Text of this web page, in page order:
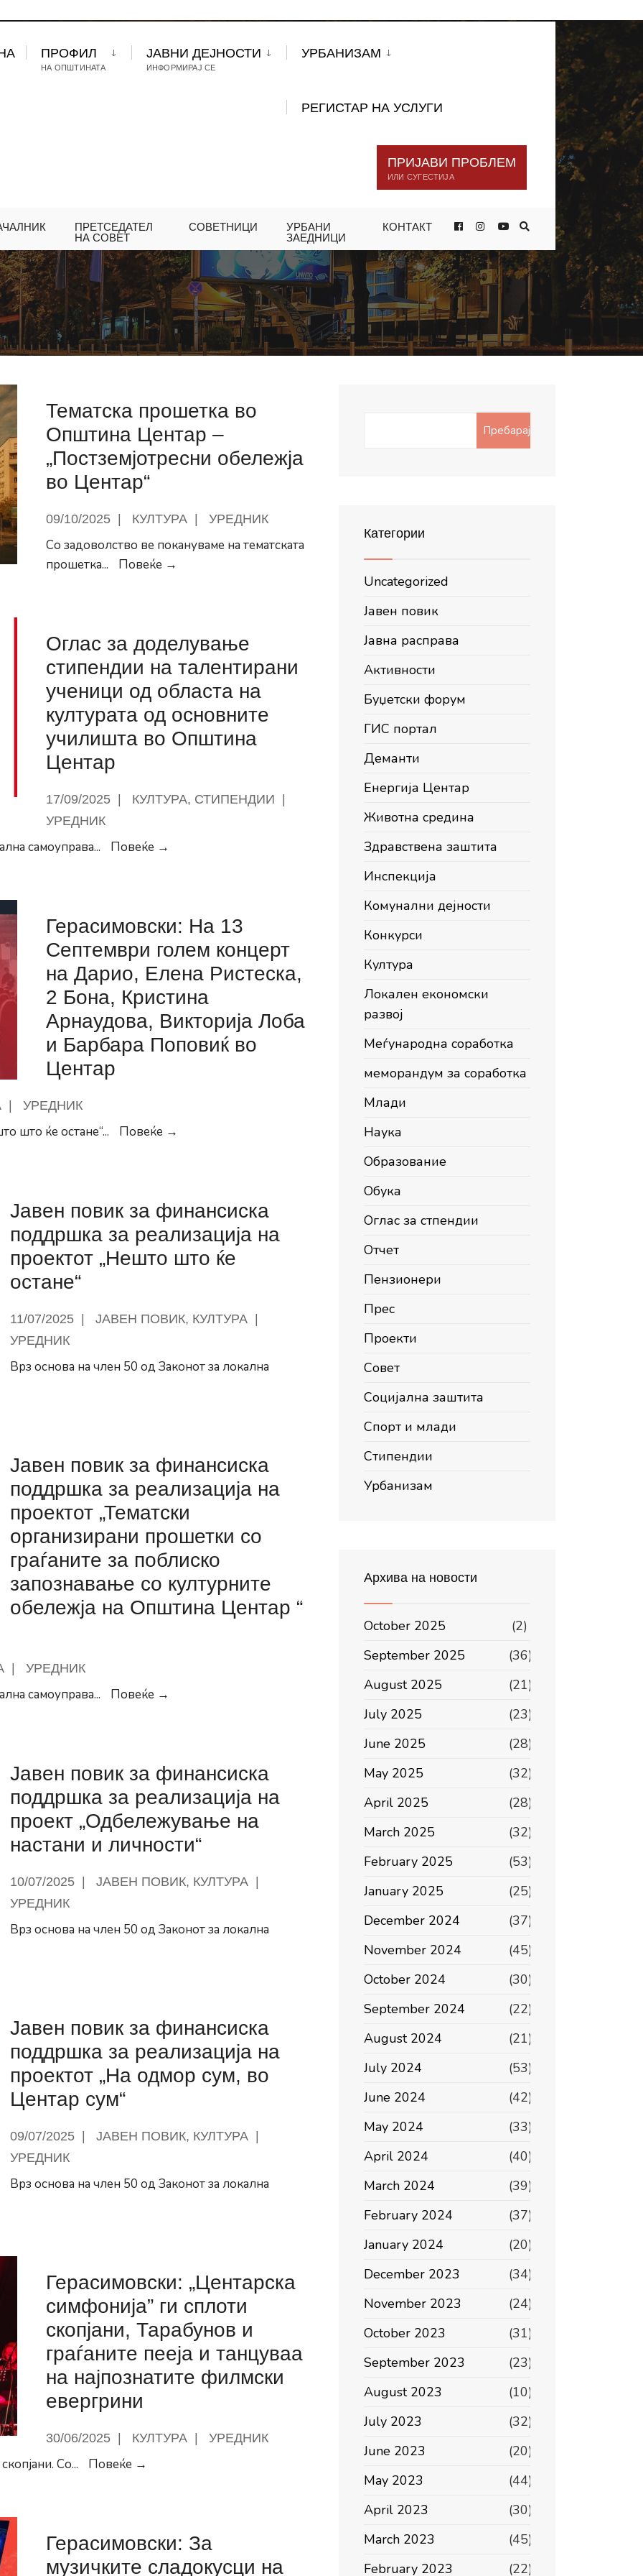
ПРОФИЛ
НА ОПШТИНАТА
ЈАВНИ ДЕЈНОСТИ
ИНФОРМИРАЈ СЕ
УРБАНИЗАМ
РЕГИСТАР НА УСЛУГИ
ПРИЈАВИ ПРОБЛЕМ
ИЛИ СУГЕСТИЈА
ПРЕТСЕДАТЕЛ
НА СОВЕТ
СОВЕТНИЦИ
УРБАНИ
ЗАЕДНИЦИ
КОНТАКТ
Тематска прошетка во
Општина Центар –
„Постземјотресни обележја
во Центар“
09/10/2025 КУЛТУРА УРЕДНИК
Со задоволство ве покануваме на тематската
прошетка... Повеќе →
Центар
–
„Постземјотресни
обележја
во
Центар“
Оглас за доделување
стипендии на талентирани
ученици од областа на
културата од основните
училишта во Општина
Центар
17/09/2025 КУЛТУРА, СТИПЕНДИИ
УРЕДНИК
самоуправа... Повеќе →
на
талентирани
ученици
од
областа
на
културата
Општина
Герасимовски: На 13
Септември голем концерт
на Дарио, Елена Ристеска,
2 Бона, Кристина
Арнаудова, Викторија Лоба
и Барбара Поповиќ во
Центар
УРЕДНИК
што ќе остане“... Повеќе →
голем
концерт
Дарио,
2
Кристина
Барбара
во
Центар
Јавен повик за финансиска
поддршка за реализација на
проектот „Нешто што ќе
остане“
11/07/2025 ЈАВЕН ПОВИК, КУЛТУРА
УРЕДНИК
Врз основа на член 50 од Законот за локална
Јавен повик за финансиска
поддршка за реализација на
проектот „Тематски
организирани прошетки со
граѓаните за поблиско
запознавање со културните
обележја на Општина Центар “
УРЕДНИК
самоуправа... Повеќе →
поддршка
за
реализација
на
проектот
организирани
со
со
обележја
на
“
Јавен повик за финансиска
поддршка за реализација на
проект „Одбележување на
настани и личности“
10/07/2025 ЈАВЕН ПОВИК, КУЛТУРА
УРЕДНИК
Врз основа на член 50 од Законот за локална
Јавен повик за финансиска
поддршка за реализација на
проектот „На одмор сум, во
Центар сум“
09/07/2025 ЈАВЕН ПОВИК, КУЛТУРА
УРЕДНИК
Врз основа на член 50 од Законот за локална
Герасимовски: „Центарска
симфонија” ги сплоти
скопјани, Тарабунов и
граѓаните пееја и танцуваа
на најпознатите филмски
евергрини
30/06/2025 КУЛТУРА УРЕДНИК
Со... Повеќе →
сплоти
скопјани,
Герасимовски: За
музичките сладокусци на
Пребарај
Категории
Uncategorized
Јавен повик
Јавна расправа
Активности
Буџетски форум
ГИС портал
Деманти
Енергија Центар
Животна средина
Здравствена заштита
Инспекција
Комунални дејности
Конкурси
Култура
Локален економски
развој
Меѓународна соработка
меморандум за соработка
Млади
Наука
Образование
Обука
Оглас за стпендии
Отчет
Пензионери
Прес
Проекти
Совет
Социјална заштита
Спорт и млади
Стипендии
Урбанизам
Архива на новости
October 2025
(2)
September 2025
(36)
August 2025
(21)
July 2025
(23)
June 2025
(28)
May 2025
(32)
April 2025
(28)
March 2025
(32)
February 2025
(53)
January 2025
(25)
December 2024
(37)
November 2024
(45)
October 2024
(30)
September 2024
(22)
August 2024
(21)
July 2024
(53)
June 2024
(42)
May 2024
(33)
April 2024
(40)
March 2024
(39)
February 2024
(37)
January 2024
(20)
December 2023
(34)
November 2023
(24)
October 2023
(31)
September 2023
(23)
August 2023
(10)
July 2023
(32)
June 2023
(20)
May 2023
(44)
April 2023
(30)
March 2023
(45)
February 2023
(22)